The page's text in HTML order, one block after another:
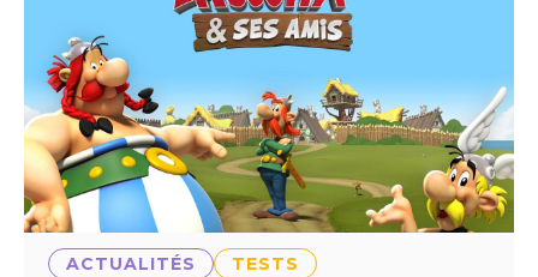
ACTUALITÉS TESTS